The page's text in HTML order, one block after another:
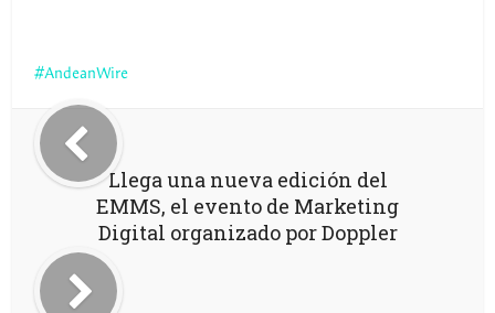
AndeanWire
Llega una nueva edición del
EMMS, el evento de Marketing
Digital organizado por Doppler